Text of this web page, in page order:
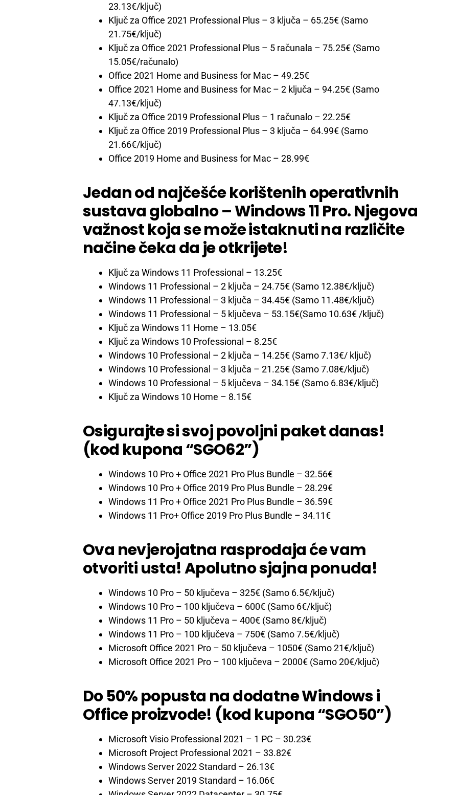
23.13€/ključ)
Ključ za Office 2021 Professional Plus – 3 ključa – 65.25€ (Samo
21.75€/ključ)
Ključ za Office 2021 Professional Plus – 5 računala – 75.25€ (Samo
15.05€/računalo)
Office 2021 Home and Business for Mac – 49.25€
Office 2021 Home and Business for Mac – 2 ključa – 94.25€ (Samo
47.13€/ključ)
Ključ za Office 2019 Professional Plus – 1 računalo – 22.25€
Ključ za Office 2019 Professional Plus – 3 ključa – 64.99€ (Samo
21.66€/ključ)
Office 2019 Home and Business for Mac – 28.99€
Jedan od najčešće korištenih operativnih
sustava globalno – Windows 11 Pro. Njegova
važnost koja se može istaknuti na različite
načine čeka da je otkrijete!
Ključ za Windows 11 Professional – 13.25€
Windows 11 Professional – 2 ključa – 24.75€ (Samo 12.38€/ključ)
Windows 11 Professional – 3 ključa – 34.45€ (Samo 11.48€/ključ)
Windows 11 Professional – 5 ključeva – 53.15€(Samo 10.63€ /ključ)
Ključ za Windows 11 Home – 13.05€
Ključ za Windows 10 Professional – 8.25€
Windows 10 Professional – 2 ključa – 14.25€ (Samo 7.13€/ ključ)
Windows 10 Professional – 3 ključa – 21.25€ (Samo 7.08€/ključ)
Windows 10 Professional – 5 ključeva – 34.15€ (Samo 6.83€/ključ)
Ključ za Windows 10 Home – 8.15€
Osigurajte si svoj povoljni paket danas!
(kod kupona “SGO62”)
Windows 10 Pro + Office 2021 Pro Plus Bundle – 32.56€
Windows 10 Pro + Office 2019 Pro Plus Bundle – 28.29€
Windows 11 Pro + Office 2021 Pro Plus Bundle – 36.59€
Windows 11 Pro+ Office 2019 Pro Plus Bundle – 34.11€
Ova nevjerojatna rasprodaja će vam
otvoriti usta! Apolutno sjajna ponuda!
Windows 10 Pro – 50 ključeva – 325€ (Samo 6.5€/ključ)
Windows 10 Pro – 100 ključeva – 600€ (Samo 6€/ključ)
Windows 11 Pro – 50 ključeva – 400€ (Samo 8€/ključ)
Windows 11 Pro – 100 ključeva – 750€ (Samo 7.5€/ključ)
Microsoft Office 2021 Pro – 50 ključeva – 1050€ (Samo 21€/ključ)
Microsoft Office 2021 Pro – 100 ključeva – 2000€ (Samo 20€/ključ)
Do 50% popusta na dodatne Windows i
Office proizvode! (kod kupona “SGO50”)
Microsoft Visio Professional 2021 – 1 PC – 30.23€
Microsoft Project Professional 2021 – 33.82€
Windows Server 2022 Standard – 26.13€
Windows Server 2019 Standard – 16.06€